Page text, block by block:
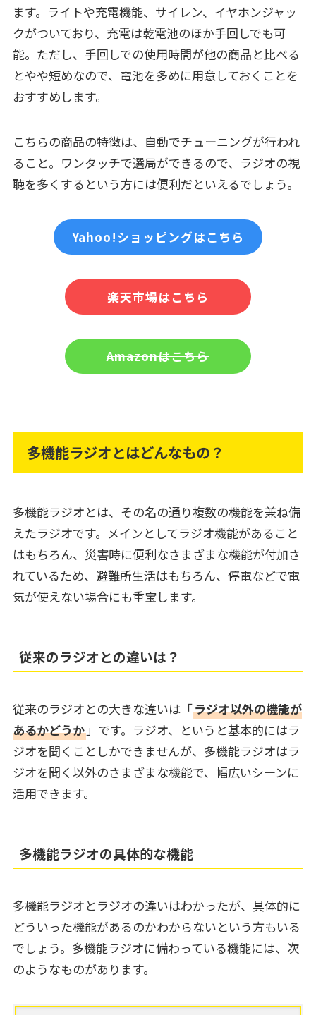
ます。ライトや充電機能、サイレン、イヤホンジャッ
クがついており、充電は乾電池のほか手回しでも可
能。ただし、手回しでの使用時間が他の商品と比べる
とやや短めなので、電池を多めに用意しておくことを
おすすめします。
こちらの商品の特徴は、自動でチューニングが行われ
ること。ワンタッチで選局ができるので、ラジオの視
聴を多くするという方には便利だといえるでしょう。
Yahoo!ショッピングはこちら
楽天市場はこちら
Amazonはこちら
多機能ラジオとはどんなもの？
多機能ラジオとは、その名の通り複数の機能を兼ね備
えたラジオです。メインとしてラジオ機能があること
はもちろん、災害時に便利なさまざまな機能が付加さ
れているため、避難所生活はもちろん、停電などで電
気が使えない場合にも重宝します。
従来のラジオとの違いは？
従来のラジオとの大きな違いは「ラジオ以外の機能が
あるかどうか」です。ラジオ、というと基本的にはラ
ジオを聞くことしかできませんが、多機能ラジオはラ
ジオを聞く以外のさまざまな機能で、幅広いシーンに
活用できます。
多機能ラジオの具体的な機能
多機能ラジオとラジオの違いはわかったが、具体的に
どういった機能があるのかわからないという方もいる
でしょう。多機能ラジオに備わっている機能には、次
のようなものがあります。